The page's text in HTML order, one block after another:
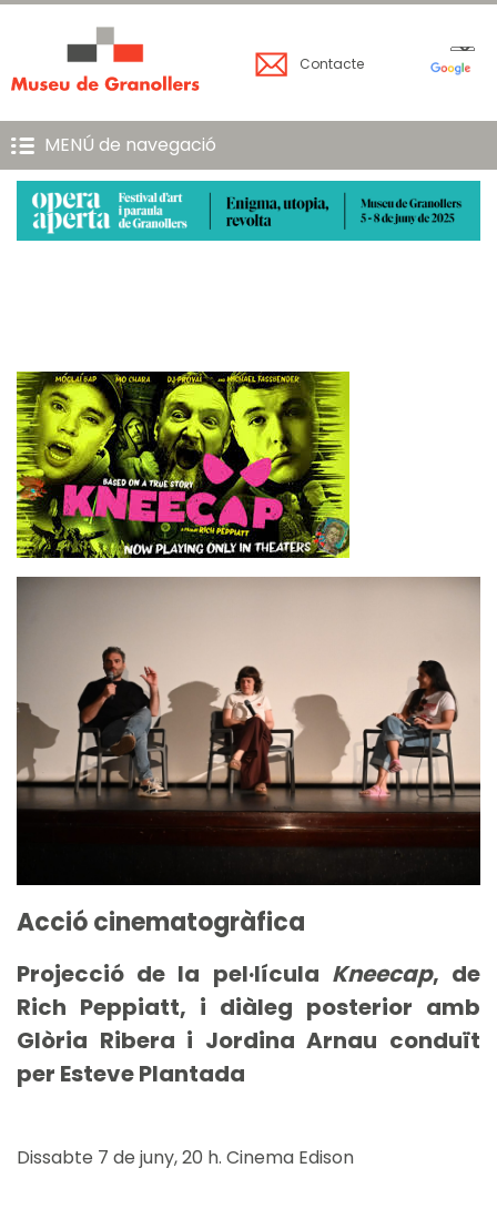
Contacte
MENÚ de navegació
Acció cinematogràfica
Projecció de la pel·lícula Kneecap, de
Rich Peppiatt, i diàleg posterior amb
Glòria Ribera i Jordina Arnau conduït
per Esteve Plantada
Dissabte 7 de juny, 20 h. Cinema Edison